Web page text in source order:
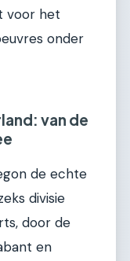
voor het
onder
van de
de echte
divisie
door de
en